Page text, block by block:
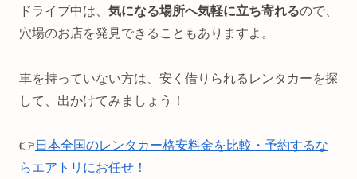
ドライブ中は、 気になる場所へ気軽に立ち寄れるので、
穴場のお店を発見できることもありますよ。
車を持っていない方は、安く借りられるレンタカーを探
して、出かけてみましょう！
👉 日本全国のレンタカー格安料金を比較・予約するな
らエアトリにお任せ！